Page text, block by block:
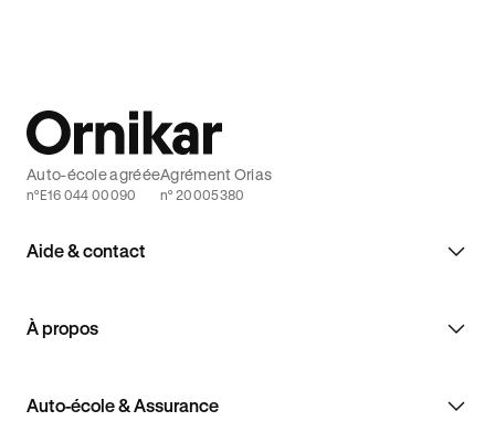
Aide & contact
À propos
Auto-école & Assurance
Auto-école agréée
n°E16 044 00090
Agrément Orias
n° 20005380